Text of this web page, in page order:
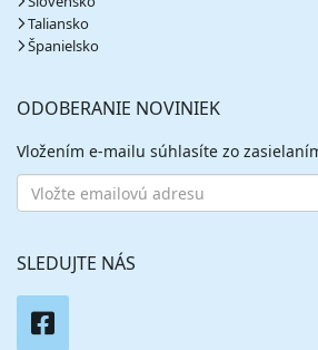
Taliansko
Španielsko
ODOBERANIE NOVINIEK
Vložením e-mailu súhlasíte zo
SLEDUJTE NÁS